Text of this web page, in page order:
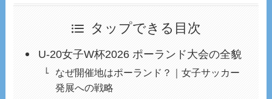
タップできる目次
U-20女子W杯2026 ポーランド大会の全貌
なぜ開催地はポーランド？｜女子サッカー
発展への戦略